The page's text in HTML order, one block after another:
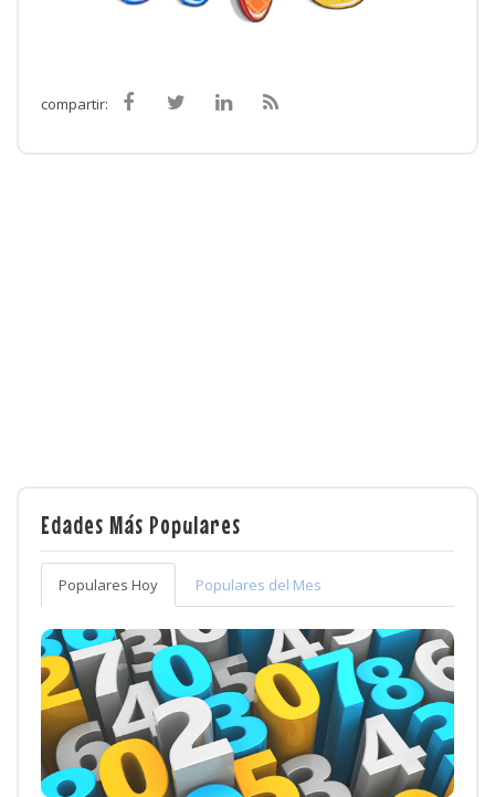
compartir:
Edades Más Populares
Populares Hoy Populares del Mes